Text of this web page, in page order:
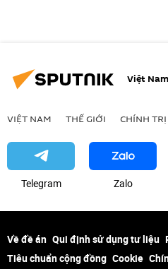
Việt Nam
VIỆT NAM THẾ GIỚI CHÍNH TRỊ
Telegram Zalo
Về đề án Qui định sử dụng tư liệu
Tiêu chuẩn cộng đồng Cookie